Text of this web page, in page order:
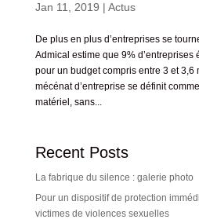
Jan 11, 2019 | Actus
De plus en plus d’entreprises se
Admical estime que 9% d’entreprises
pour un budget compris entre 3 et 3,6
mécénat d’entreprise se définit
matériel, sans...
Recent Posts
La fabrique du silence : galerie photo
Pour un dispositif de protection
victimes de violences sexuelles